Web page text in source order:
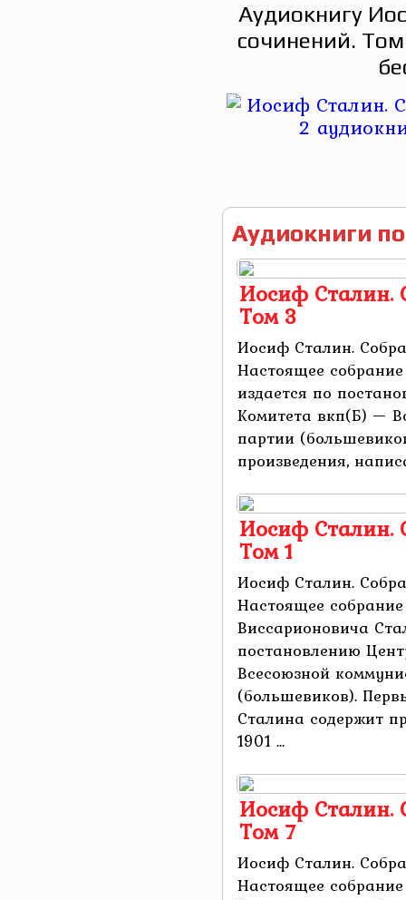
Аудиокнигу
сочинений.
Аудиокниги
Иосиф Сталин.
Том 3
Иосиф Сталин.
Настоящее
издается по
Комитета вкп(Б) —
партии
произведения,
Иосиф Сталин.
Том 1
Иосиф Сталин.
Настоящее
Виссарионовича
постановлению
Всесоюзной
(большевиков).
Сталина содержит
1901 ...
Иосиф Сталин.
Том 7
Иосиф Сталин.
Настоящее